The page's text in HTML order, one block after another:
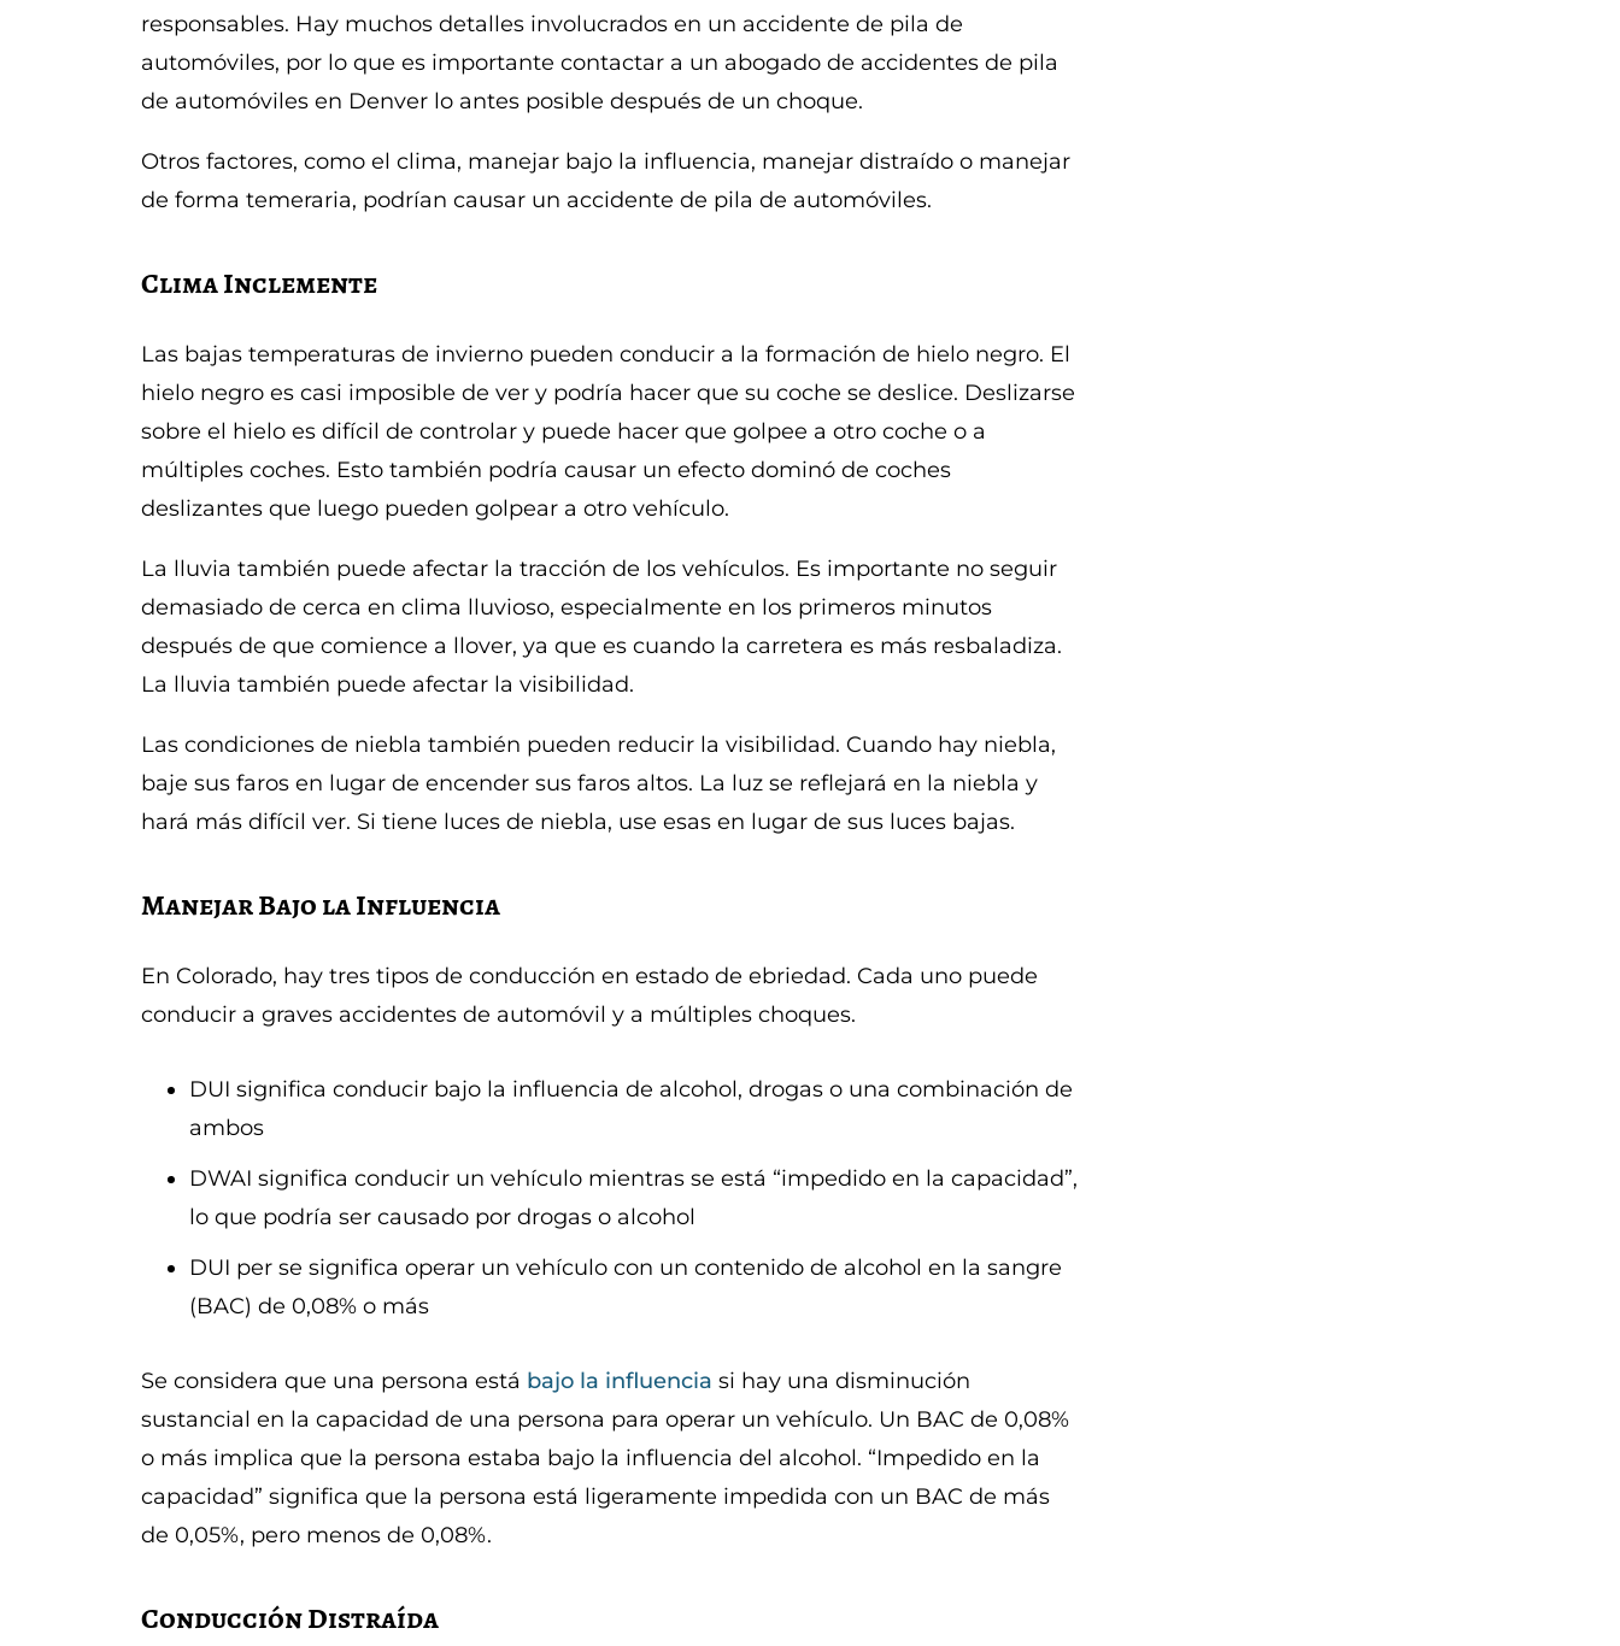
responsables. Hay muchos detalles involucrados en un accidente de pila de
automóviles, por lo que es importante contactar a un abogado de accidentes de pila
de automóviles en Denver lo antes posible después de un choque.
Otros factores, como el clima, manejar bajo la influencia, manejar distraído o manejar
de forma temeraria, podrían causar un accidente de pila de automóviles.
Clima Inclemente
Las bajas temperaturas de invierno pueden conducir a la formación de hielo negro. El
hielo negro es casi imposible de ver y podría hacer que su coche se deslice. Deslizarse
sobre el hielo es difícil de controlar y puede hacer que golpee a otro coche o a
múltiples coches. Esto también podría causar un efecto dominó de coches
deslizantes que luego pueden golpear a otro vehículo.
La lluvia también puede afectar la tracción de los vehículos. Es importante no seguir
demasiado de cerca en clima lluvioso, especialmente en los primeros minutos
después de que comience a llover, ya que es cuando la carretera es más resbaladiza.
La lluvia también puede afectar la visibilidad.
Las condiciones de niebla también pueden reducir la visibilidad. Cuando hay niebla,
baje sus faros en lugar de encender sus faros altos. La luz se reflejará en la niebla y
hará más difícil ver. Si tiene luces de niebla, use esas en lugar de sus luces bajas.
Manejar Bajo la Influencia
En Colorado, hay tres tipos de conducción en estado de ebriedad. Cada uno puede
conducir a graves accidentes de automóvil y a múltiples choques.
DUI significa conducir bajo la influencia de alcohol, drogas o una combinación de
ambos
DWAI significa conducir un vehículo mientras se está “impedido en la capacidad”,
lo que podría ser causado por drogas o alcohol
DUI per se significa operar un vehículo con un contenido de alcohol en la sangre
(BAC) de 0,08% o más
Se considera que una persona está bajo la influencia si hay una disminución
sustancial en la capacidad de una persona para operar un vehículo. Un BAC de 0,08%
o más implica que la persona estaba bajo la influencia del alcohol. “Impedido en la
capacidad” significa que la persona está ligeramente impedida con un BAC de más
de 0,05%, pero menos de 0,08%.
Conducción Distraída